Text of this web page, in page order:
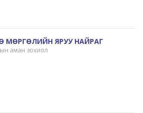
МӨРГӨЛИЙН ЯРУУ НАЙРАГ
аман зохиол